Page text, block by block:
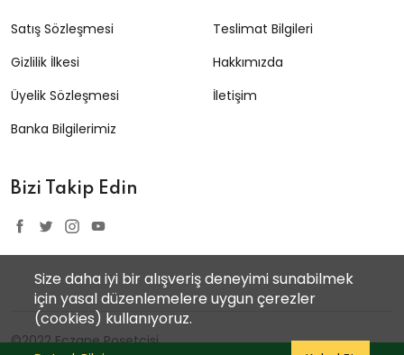
Satış Sözleşmesi
Gizlilik İlkesi
Üyelik Sözleşmesi
Banka Bilgilerimiz
Teslimat Bilgileri
Hakkımızda
İletişim
Bizi Takip Edin
©2022 Eczane Poşetçisi
Size daha iyi bir alışveriş deneyimi sunabilmek
için yasal düzenlemelere uygun çerezler
(cookies) kullanıyoruz.